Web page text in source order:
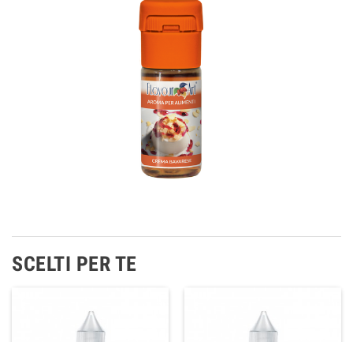
SCELTI PER TE